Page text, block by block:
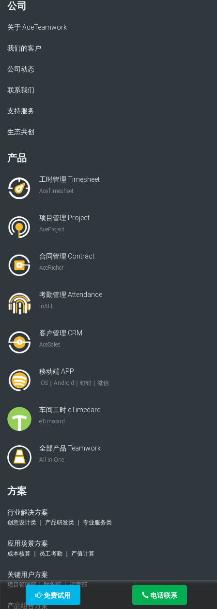
公司
关于 AceTeamwork
我们的客户
公司动态
联系我们
支持服务
生态共创
产品
工时管理 Timesheet
AceTimesheet
项目管理 Project
AceProject
合同管理 Contract
AceRicher
考勤管理 Attendance
InALL
客户管理 CRM
AceSales
移动端 APP
IOS｜Android｜钉钉｜微信
车间工时 eTimecard
eTimecard
全部产品 Teamwork
All in One
方案
行业解决方案
创意设计类 ｜ 产品研发类 ｜ 专业服务类
应用场景方案
成本核算 ｜ 员工考勤 ｜ 产值计算
关键用户方案
项目管理部｜ 财务部 ｜ 运营部
产品组合方案
免费试用 电话联系